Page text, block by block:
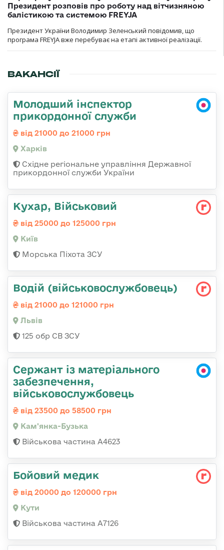
Президент розповів про роботу над вітчизняною
балістикою та системою FREYJA
Президент України Володимир Зеленський повідомив, що
програма FREYJA вже перебуває на етапі активної реалізації.
ВАКАНСІЇ
Молодший інспектор
прикордонної служби
від 21000 до 21000 грн
Харків
Східне регіональне управління Державної
прикордонної служби України
Кухар, Військовий
від 25000 до 125000 грн
Київ
Морська Піхота ЗСУ
Водій (військовослужбовець)
від 21000 до 121000 грн
Львів
125 обр СВ ЗСУ
Сержант із матеріального
забезпечення,
військовослужбовець
від 23500 до 58500 грн
Кам'янка-Бузька
Військова частина А4623
Бойовий медик
від 20000 до 120000 грн
Кути
Військова частина А7126